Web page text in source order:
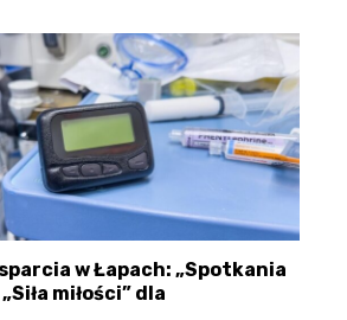
w Łapach: „Spotkania
miłości” dla